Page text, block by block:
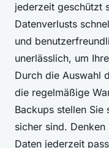
jederzeit geschützt
Datenverlusts
und
unerlässlich, um
Durch die Auswahl
die regelmäßige
Backups stellen Sie
sicher sind.
Daten jederzeit